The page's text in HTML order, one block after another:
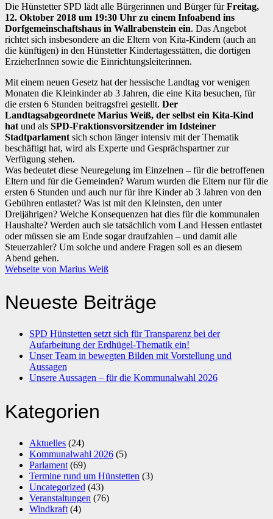
Die Hünstetter SPD lädt alle Bürgerinnen und Bürger fürFreitag,
12. Oktober 2018 um 19:30 Uhr zu einem Infoabend ins
Dorfgemeinschaftshaus in Wallrabenstein ein. Das Angebot
richtet sich insbesondere an die Eltern von Kita-Kindern (auch an
die künftigen) in den Hünstetter Kindertagesstätten, die dortigen
ErzieherInnen sowie die Einrichtungsleiterinnen.
Mit einem neuen Gesetz hat der hessische Landtag vor wenigen
Monaten die Kleinkinder ab 3 Jahren, die eine Kita besuchen, für
die ersten 6 Stunden beitragsfrei gestellt. Der
Landtagsabgeordnete Marius Weiß, der selbst ein Kita-Kind
hat und als SPD-Fraktionsvorsitzender im Idsteiner
Stadtparlament sich schon länger intensiv mit der Thematik
beschäftigt hat, wird als Experte und Gesprächspartner zur
Verfügung stehen.
Was bedeutet diese Neuregelung im Einzelnen – für die betroffenen
Eltern und für die Gemeinden? Warum wurden die Eltern nur für die
ersten 6 Stunden und auch nur für ihre Kinder ab 3 Jahren von den
Gebühren entlastet? Was ist mit den Kleinsten, den unter
Dreijährigen? Welche Konsequenzen hat dies für die kommunalen
Haushalte? Werden auch sie tatsächlich vom Land Hessen entlastet
oder müssen sie am Ende sogar draufzahlen – und damit alle
Steuerzahler? Um solche und andere Fragen soll es an diesem
Abend gehen.
Webseite von Marius Weiß
Neueste Beiträge
SPD Hünstetten setzt sich für Transparenz bei der
Aufarbeitung der Erdhügel-Thematik ein!
Unser Team in bewegten Bilden mit Vorstellung und
Aussagen
Unsere Aussagen – für die Kommunalwahl 2026
Kategorien
Aktuelles (24)
Kommunalwahl 2026 (5)
Parlament (69)
Termine rund um Hünstetten (3)
Uncategorized (43)
Veranstaltungen (76)
Windkraft (4)